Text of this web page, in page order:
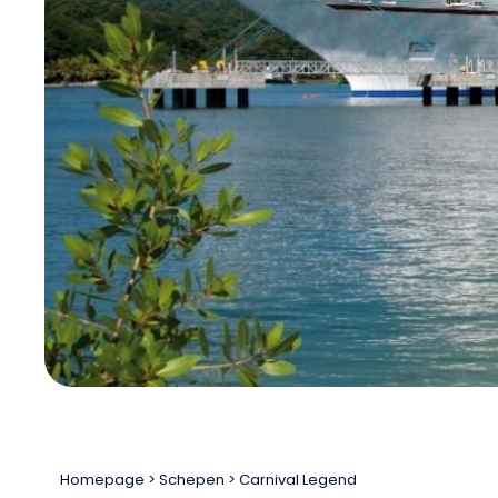
Homepage Schepen Carnival Legend